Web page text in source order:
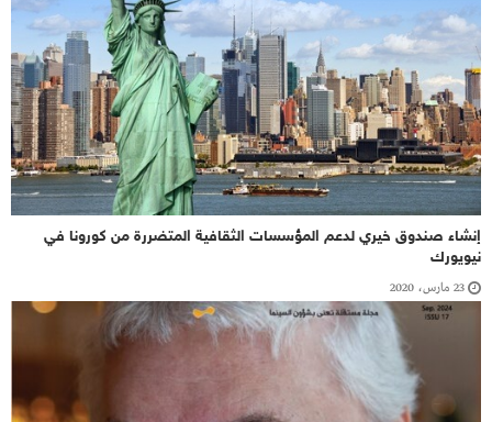
إنشاء صندوق خيري لدعم المؤسسات الثقافية المتضررة من كورونا في
نيويورك
23 مارس، 2020